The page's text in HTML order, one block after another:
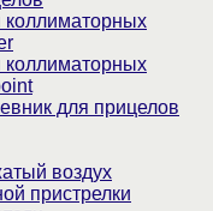
коллиматорных
коллиматорных
для прицелов
воздух
пристрелки